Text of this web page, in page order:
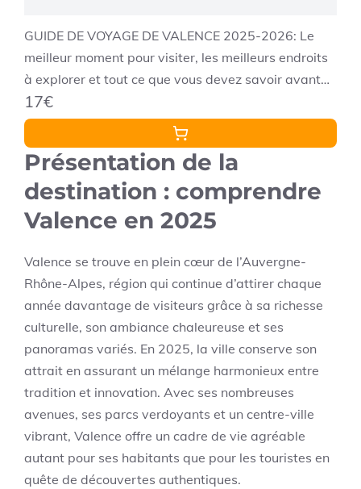
GUIDE DE VOYAGE DE VALENCE 2025-2026: Le
meilleur moment pour visiter, les meilleurs endroits
à explorer et tout ce que vous devez savoir avant
de partir
17€
Présentation de la
destination : comprendre
Valence en 2025
Valence se trouve en plein cœur de l’Auvergne-
Rhône-Alpes, région qui continue d’attirer chaque
année davantage de visiteurs grâce à sa richesse
culturelle, son ambiance chaleureuse et ses
panoramas variés. En 2025, la ville conserve son
attrait en assurant un mélange harmonieux entre
tradition et innovation. Avec ses nombreuses
avenues, ses parcs verdoyants et un centre-ville
vibrant, Valence offre un cadre de vie agréable
autant pour ses habitants que pour les touristes en
quête de découvertes authentiques.